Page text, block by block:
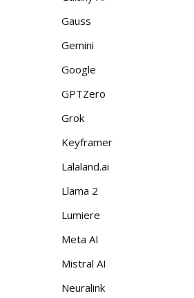
Gauss
Gemini
Google
GPTZero
Grok
Keyframer
Lalaland.ai
Llama 2
Lumiere
Meta AI
Mistral AI
Neuralink